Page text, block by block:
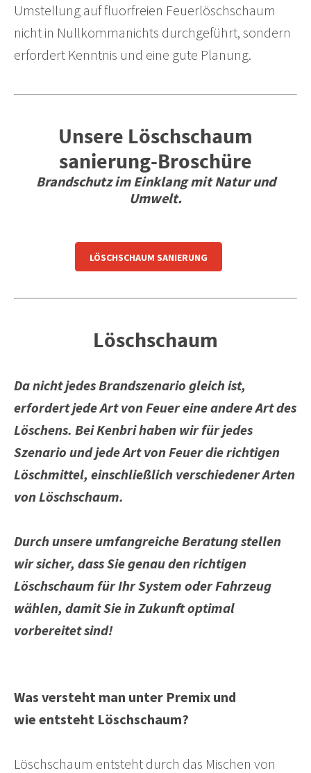
Umstellung auf fluorfreien Feuerlöschschaum
nicht in Nullkommanichts durchgeführt, sondern
erfordert Kenntnis und eine gute Planung.
Unsere Löschschaum
sanierung-Broschüre
Brandschutz im Einklang mit Natur und
Umwelt.
LÖSCHSCHAUM SANIERUNG
Löschschaum
Da nicht jedes Brandszenario gleich ist,
erfordert jede Art von Feuer eine andere Art des
Löschens. Bei Kenbri haben wir für jedes
Szenario und jede Art von Feuer die richtigen
Löschmittel, einschließlich verschiedener Arten
von Löschschaum.
Durch unsere umfangreiche Beratung stellen
wir sicher, dass Sie genau den richtigen
Löschschaum für Ihr System oder Fahrzeug
wählen, damit Sie in Zukunft optimal
vorbereitet sind!
Was versteht man unter Premix und
wie entsteht Löschschaum?
Löschschaum entsteht durch das Mischen von